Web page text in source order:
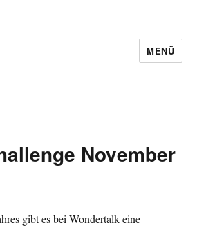
MENÜ
November
gibt es bei Wondertalk eine